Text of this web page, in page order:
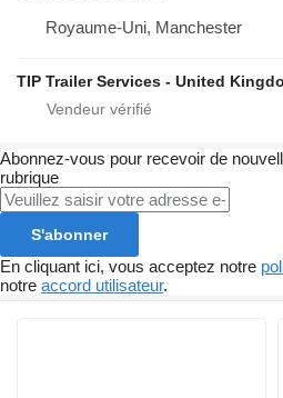
Royaume-Uni, Manchester
TIP Trailer Services - United
Abonnez-vous pour recevoir de
rubrique
S'abonner
En cliquant ici, vous acceptez notre
notre accord utilisateur.